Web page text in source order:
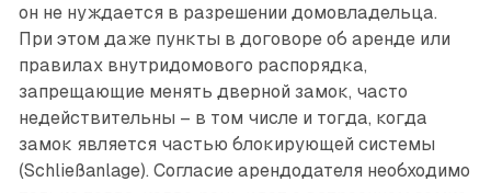
он не нуждается в разрешении домовладельца.
При этом даже пункты в договоре об аренде или
правилах внутридомового распорядка,
запрещающие менять дверной замок, часто
недействительны – в том числе и тогда, когда
замок является частью блокирующей системы
(Schließanlage). Согласие арендодателя необходимо